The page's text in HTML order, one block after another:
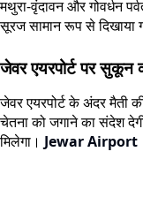
मथुरा-वृंदावन और गोवर्धन
सूरज सामान रूप से दिखाया
जेवर एयरपोर्ट पर सुकून
जेवर एयरपोर्ट के अंदर मैती
चेतना को जगाने का संदेश
मिलेगा। Jewar Airport